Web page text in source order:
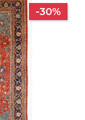
-30%